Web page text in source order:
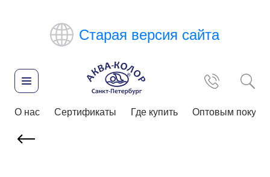
Старая версия сайта
О нас Сертификаты Где купить Оптовым